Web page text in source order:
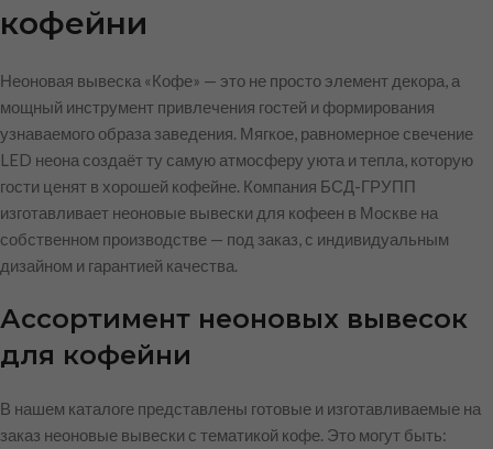
кофейни
Неоновая вывеска «Кофе» — это не просто элемент декора, а
мощный инструмент привлечения гостей и формирования
узнаваемого образа заведения. Мягкое, равномерное свечение
LED неона создаёт ту самую атмосферу уюта и тепла, которую
гости ценят в хорошей кофейне. Компания БСД-ГРУПП
изготавливает неоновые вывески для кофеен в Москве на
собственном производстве — под заказ, с индивидуальным
дизайном и гарантией качества.
Ассортимент неоновых вывесок
для кофейни
В нашем каталоге представлены готовые и изготавливаемые на
заказ неоновые вывески с тематикой кофе. Это могут быть: